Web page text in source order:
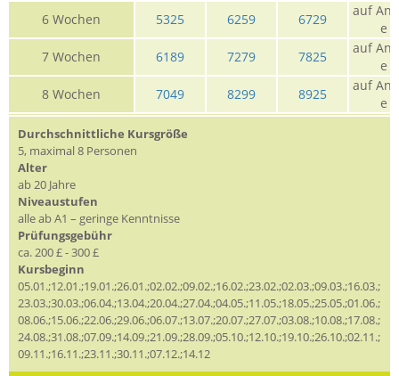
6 Wochen
5325 6259 6729
auf
e
7 Wochen
6189 7279 7825
auf
e
8 Wochen
7049 8299 8925
auf
e
Durchschnittliche Kursgröße
5, maximal 8 Personen
Alter
ab 20 Jahre
Niveaustufen
alle ab A1 – geringe Kenntnisse
Prüfungsgebühr
ca. 200 £ - 300 £
Kursbeginn
05.01.;12.01.;19.01.;26.01.;02.02.;09.02.;16.02.;23.02.;02.03.;09.03.;16.03.;
23.03.;30.03.;06.04.;13.04.;20.04.;27.04.;04.05.;11.05.;18.05.;25.05.;01.06.;
08.06.;15.06.;22.06.;29.06.;06.07.;13.07.;20.07.;27.07.;03.08.;10.08.;17.08.;
24.08.;31.08.;07.09.;14.09.;21.09.;28.09.;05.10.;12.10.;19.10.;26.10.;02.11.;
09.11.;16.11.;23.11.;30.11.;07.12.;14.12